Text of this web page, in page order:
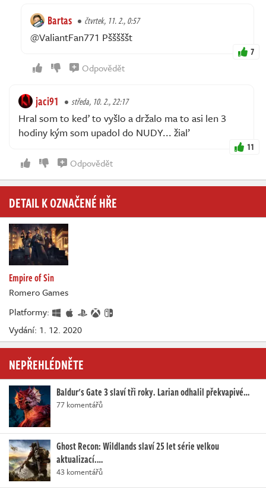
Bartas čtvrtek, 11. 2., 0:57
@ValiantFan771 Pšššššt
7
Odpovědět
jaci91 středa, 10. 2., 22:17
Hral som to keď to vyšlo a držalo ma to asi len 3
hodiny kým som upadol do NUDY... žiaľ
11
Odpovědět
DETAIL K OZNAČENÉ HŘE
Empire of Sin
Romero Games
Platformy:
Vydání: 1. 12. 2020
NEPŘEHLÉDNĚTE
Baldur's Gate 3 slaví tři roky. Larian odhalil překvapivé…
77 komentářů
Ghost Recon: Wildlands slaví 25 let série velkou
aktualizací.…
43 komentářů